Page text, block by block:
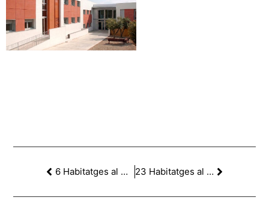
6 Habitatges al C/Torre dels Pardals, Barcelona 23 Habitatges al C/Castellbell, Barcelona